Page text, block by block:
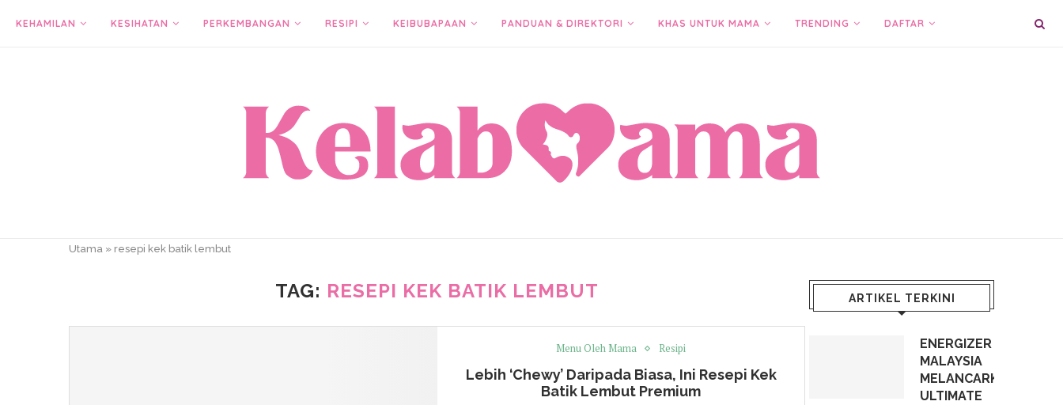
KEHAMILAN KESIHATAN PERKEMBANGAN RESIPI KEIBUBAPAAN PANDUAN & DIREKTORI KHAS UNTUK MAMA TRENDING DAFTAR
Utama » resepi kek batik lembut
TAG: RESEPI KEK BATIK LEMBUT
Menu Oleh Mama Resipi
Lebih ‘Chewy’ Daripada Biasa, Ini Resepi Kek
Batik Lembut Premium
ARTIKEL TERKINI
ENERGIZER
MALAYSIA
MELANCARKAN
ULTIMATE